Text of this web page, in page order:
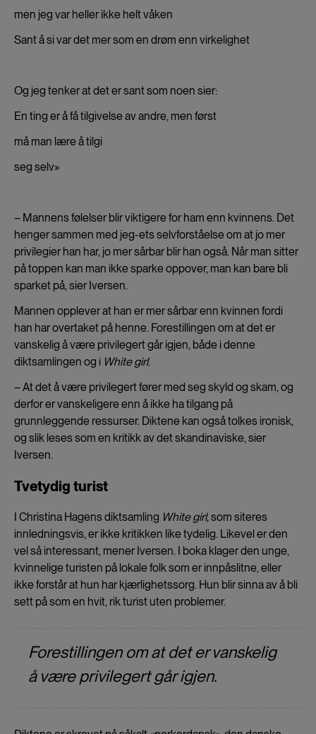
men jeg var heller ikke helt våken
Sant å si var det mer som en drøm enn virkelighet
Og jeg tenker at det er sant som noen sier:
En ting er å få tilgivelse av andre, men først
må man lære å tilgi
seg selv»
– Mannens følelser blir viktigere for ham enn kvinnens. Det
henger sammen med jeg-ets selvforståelse om at jo mer
privilegier han har, jo mer sårbar blir han også. Når man sitter
på toppen kan man ikke sparke oppover, man kan bare bli
sparket på, sier Iversen.
Mannen opplever at han er mer sårbar enn kvinnen fordi
han har overtaket på henne. Forestillingen om at det er
vanskelig å være privilegert går igjen, både i denne
diktsamlingen og i White girl.
– At det å være privilegert fører med seg skyld og skam, og
derfor er vanskeligere enn å ikke ha tilgang på
grunnleggende ressurser. Diktene kan også tolkes ironisk,
og slik leses som en kritikk av det skandinaviske, sier
Iversen.
Tvetydig turist
I Christina Hagens diktsamling White girl,som siteres
innledningsvis, er ikke kritikken like tydelig. Likevel er den
vel så interessant, mener Iversen. I boka klager den unge,
kvinnelige turisten på lokale folk som er innpåslitne, eller
ikke forstår at hun har kjærlighetssorg. Hun blir sinna av å bli
sett på som en hvit, rik turist uten problemer.
Forestillingen om at det er vanskelig
å være privilegert går igjen.